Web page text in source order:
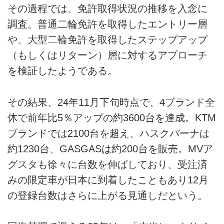
その過程では、免許取得状況の推移を入念に
調査。普通二輪免許を取得したエントリー層
や、大型二輪免許を取得したステップアップ
（もしくはリターン）層に対するアプローチ
を検証したようである。
その結果、24年11月下旬時点で、4ブランド全
体で前年比5％アップの約3600台を達成。KTM
ブランドでは2100台を超え、ハスクバーナは
約1230台、GASGASは約200台を販売。MVア
グスタも徐々に台数を伸ばしており、受注済
みの限定車が日本に到着したこともあり12月
の登録台数はさらに上がる見通しだという。